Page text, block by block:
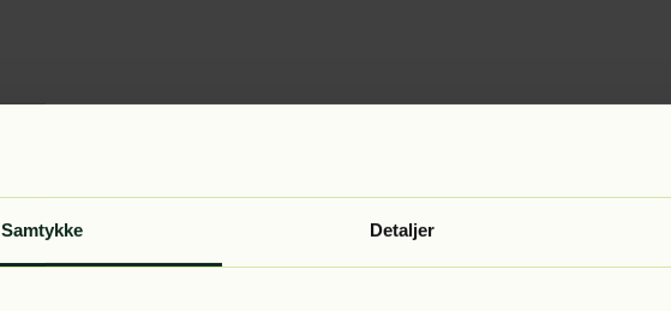
Samtykke Detaljer